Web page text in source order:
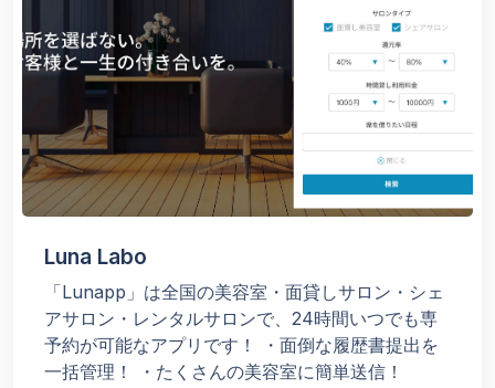
Luna Labo
「Lunapp」は全国の美容室・面貸しサロン・シェ
アサロン・レンタルサロンで、24時間いつでも専
予約が可能なアプリです！
・面倒な履歴書提出を
一括管理！
・たくさんの美容室に簡単送信！